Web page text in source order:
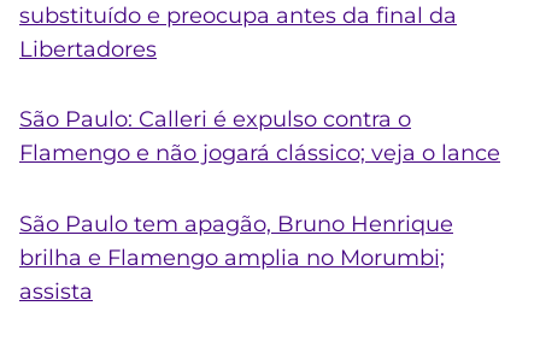
substituído e preocupa antes da final da
Libertadores
São Paulo: Calleri é expulso contra o
Flamengo e não jogará clássico; veja o lance
São Paulo tem apagão, Bruno Henrique
brilha e Flamengo amplia no Morumbi;
assista